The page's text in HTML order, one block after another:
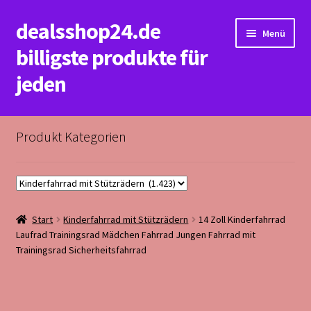
Zur
Navigation
springen
Zum
Inhalt
springen
dealsshop24.de
billigste produkte für
jeden
Menü
Start
Kasse
Mein Konto
Produkt Kategorien
Start Kinderfahrrad mit Stützrädern
14 Zoll Kinderfahrrad
Laufrad Trainingsrad Mädchen Fahrrad Jungen Fahrrad mit
Trainingsrad Sicherheitsfahrrad